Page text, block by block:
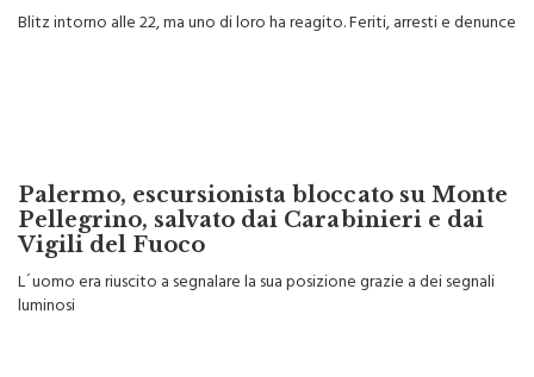
Blitz intorno alle 22, ma uno di loro ha reagito. Feriti, arresti e denunce
Palermo, escursionista bloccato su Monte
Pellegrino, salvato dai Carabinieri e dai
Vigili del Fuoco
L´uomo era riuscito a segnalare la sua posizione grazie a dei segnali
luminosi